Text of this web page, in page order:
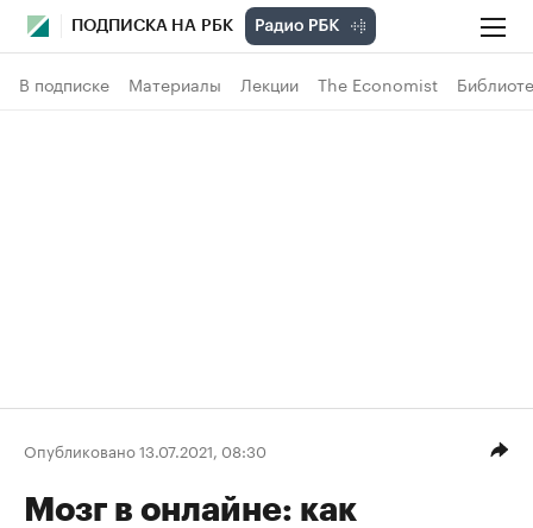
ПОДПИСКА НА РБК
В подписке Материалы Лекции The Economist
Опубликовано 13.07.2021, 08:30
Мозг в онлайне: как